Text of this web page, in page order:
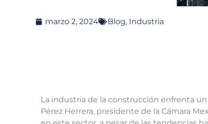
marzo 2, 2024 Blog, Industria
La industria de la construcción enfrenta
Pérez Herrera, presidente de la Cámara